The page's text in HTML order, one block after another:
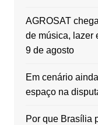
AGROSAT
de música, lazer
9 de agosto
Em cenário
espaço na
Por que Brasília